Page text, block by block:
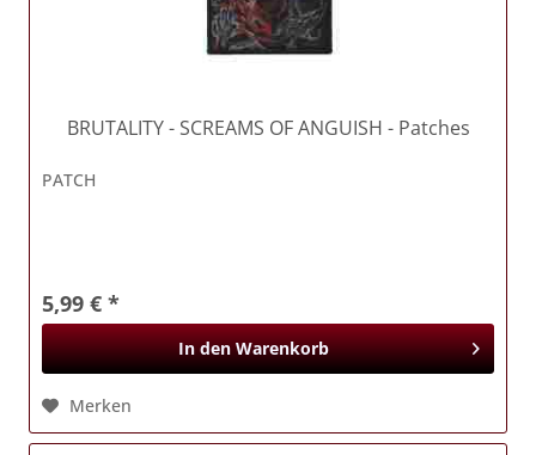
BRUTALITY- SCREAMS OF ANGUISH - Patches
PATCH
5,99 € *
In den Warenkorb
Merken